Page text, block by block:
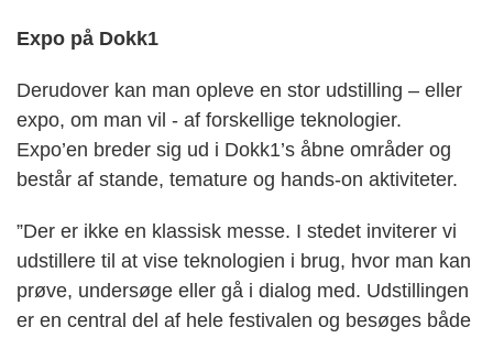
Expo på Dokk1
Derudover kan man opleve en stor udstilling – eller
expo, om man vil - af forskellige teknologier.
Expo’en breder sig ud i Dokk1’s åbne områder og
består af stande, temature og hands-on aktiviteter.
”Der er ikke en klassisk messe. I stedet inviterer vi
udstillere til at vise teknologien i brug, hvor man kan
prøve, undersøge eller gå i dialog med. Udstillingen
er en central del af hele festivalen og besøges både